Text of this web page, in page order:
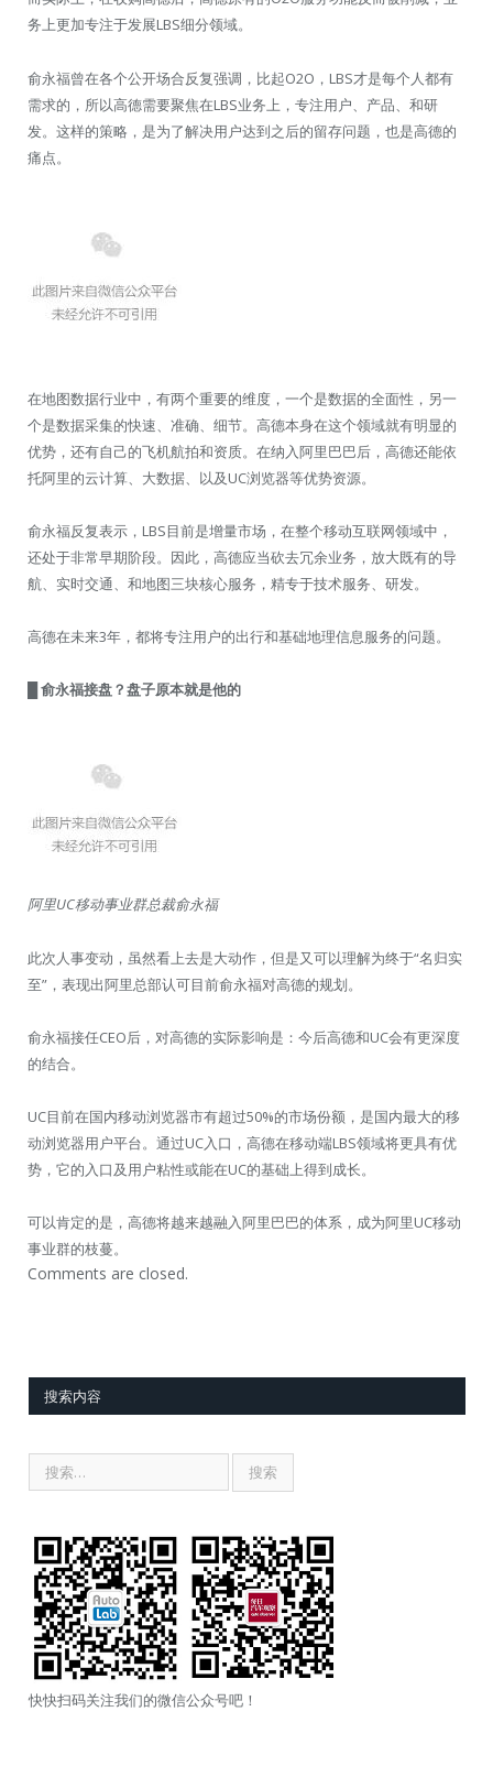
务上更加专注于发展LBS细分领域。
俞永福曾在各个公开场合反复强调，比起O2O，LBS才是每个人都有
需求的，所以高德需要聚焦在LBS业务上，专注用户、产品、和研
发。这样的策略，是为了解决用户达到之后的留存问题，也是高德的
痛点。
在地图数据行业中，有两个重要的维度，一个是数据的全面性，另一
个是数据采集的快速、准确、细节。高德本身在这个领域就有明显的
优势，还有自己的飞机航拍和资质。在纳入阿里巴巴后，高德还能依
托阿里的云计算、大数据、以及UC浏览器等优势资源。
俞永福反复表示，LBS目前是增量市场，在整个移动互联网领域中，
还处于非常早期阶段。因此，高德应当砍去冗余业务，放大既有的导
航、实时交通、和地图三块核心服务，精专于技术服务、研发。
高德在未来3年，都将专注用户的出行和基础地理信息服务的问题。
█ 俞永福接盘？盘子原本就是他的
阿里UC移动事业群总裁俞永福
此次人事变动，虽然看上去是大动作，但是又可以理解为终于“名归实
至”，表现出阿里总部认可目前俞永福对高德的规划。
俞永福接任CEO后，对高德的实际影响是：今后高德和UC会有更深度
的结合。
UC目前在国内移动浏览器市有超过50%的市场份额，是国内最大的移
动浏览器用户平台。通过UC入口，高德在移动端LBS领域将更具有优
势，它的入口及用户粘性或能在UC的基础上得到成长。
可以肯定的是，高德将越来越融入阿里巴巴的体系，成为阿里UC移动
事业群的枝蔓。
Comments are closed.
搜索内容
快快扫码关注我们的微信公众号吧！